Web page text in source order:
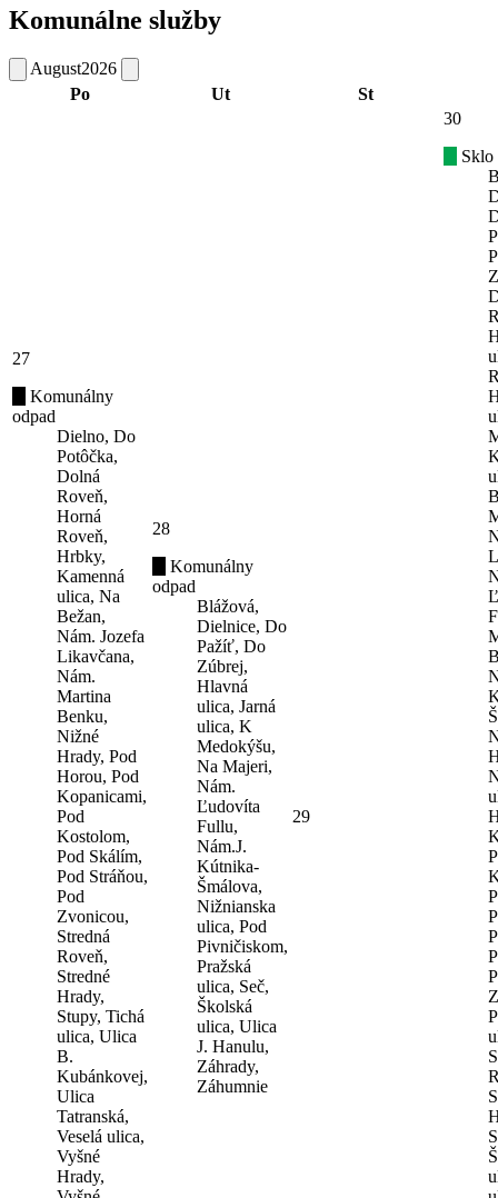
Komunálne služby
August2026
Po
Ut St
27
Komunálny
odpad
Dielno, Do
Potôčka,
Dolná
Roveň,
Horná
Roveň,
Hrbky,
Kamenná
ulica, Na
Bežan,
Nám. Jozefa
Likavčana,
Nám.
Martina
Benku,
Nižné
Hrady, Pod
Horou, Pod
Kopanicami,
Pod
Kostolom,
Pod Skálím,
Pod Stráňou,
Pod
Zvonicou,
Stredná
Roveň,
Stredné
Hrady,
Stupy, Tichá
ulica, Ulica
B.
Kubánkovej,
Ulica
Tatranská,
Veselá ulica,
Vyšné
Hrady,
28
Komunálny
odpad
Blážová,
Dielnice, Do
Pažíť, Do
Zúbrej,
Hlavná
ulica, Jarná
ulica, K
Medokýšu,
Na Majeri,
Nám.
Ľudovíta
Fullu,
Nám.J.
Kútnika-
Šmálova,
Nižnianska
ulica, Pod
Pivničiskom,
Pražská
ulica, Seč,
Školská
ulica, Ulica
J. Hanulu,
Záhrady,
Záhumnie
29
30
Sklo